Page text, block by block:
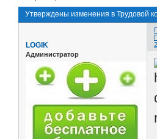
Утверждены изменения в Трудовой
LOGIK
Администратор